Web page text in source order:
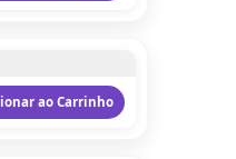
ao Carrinho